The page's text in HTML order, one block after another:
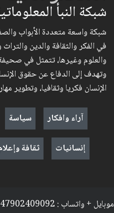
شبكة النبأ
شبكة واسعة متعددة الأبواب
في الفكر والثقافة والدين
والعلوم وغيرها، تتمثل في
وتهدف إلى الدفاع عن حقوق
الإنسان فكريا وثقافيا، وتطوير
آراء وافكار
سياسة
إنسانيات
ثقافة
موبايل + واتساب : 009647902409092